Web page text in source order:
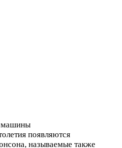
машины
появляются
называемые также